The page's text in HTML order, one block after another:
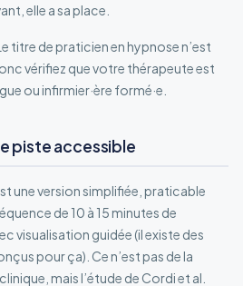
elle a sa place.
titre de praticien en hypnose n’est
vérifiez que votre thérapeute est
ou infirmier·ère formé·e.
piste accessible
une version simplifiée, praticable
de 10 à 15 minutes de
visualisation guidée (il existe des
pour ça). Ce n’est pas de la
mais l’étude de Cordi et al.